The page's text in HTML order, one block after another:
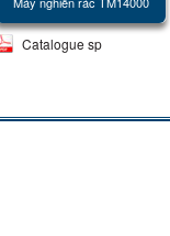
Catalogue sp